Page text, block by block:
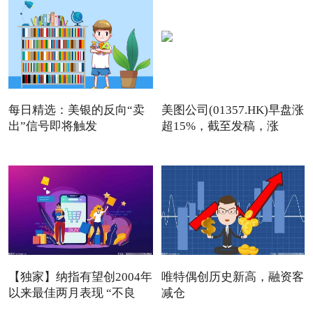
每日精选：美银的反向“卖
出”信号即将触发
美图公司(01357.HK)早盘涨
超15%，截至发稿，涨
【独家】纳指有望创2004年
以来最佳两月表现 “不良
唯特偶创历史新高，融资客
减仓